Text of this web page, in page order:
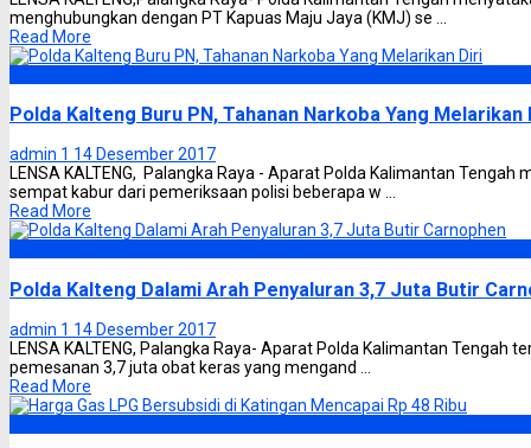
menghubungkan dengan PT Kapuas Maju Jaya (KMJ) se ...
Read More
Polda Kalteng Buru PN, Tahanan Narkoba Yang Melarikan
admin 1 14 Desember 2017
LENSA KALTENG, Palangka Raya - Aparat Polda Kalimantan
sempat kabur dari pemeriksaan polisi beberapa w ...
Read More
Polda Kalteng Dalami Arah Penyaluran 3,7 Juta Butir
admin 1 14 Desember 2017
LENSA KALTENG, Palangka Raya- Aparat Polda Kalimantan Tengah
pemesanan 3,7 juta obat keras yang mengand ...
Read More